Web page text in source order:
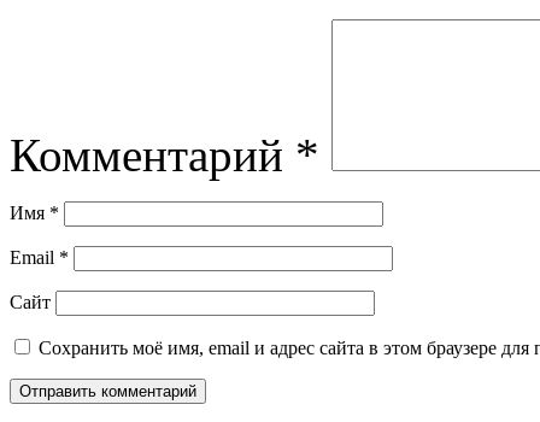
Комментарий *
Имя *
Email *
Сайт
Сохранить моё имя, email и адрес сайта в этом браузере